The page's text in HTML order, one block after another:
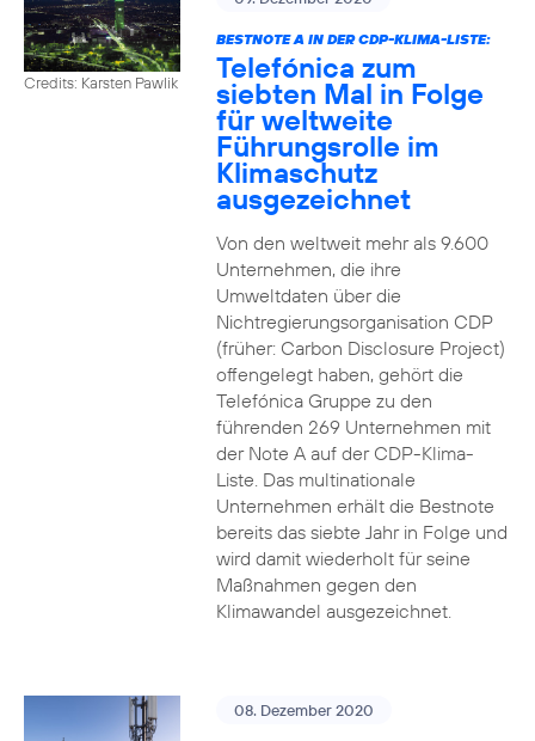
Credits: Karsten Pawlik
BESTNOTE A IN DER CDP-KLIMA-LISTE:
Telefónica zum
siebten Mal in Folge
für weltweite
Führungsrolle im
Klimaschutz
ausgezeichnet
Von den weltweit mehr als 9.600
Unternehmen, die ihre
Umweltdaten über die
Nichtregierungsorganisation CDP
(früher: Carbon Disclosure Project)
offengelegt haben, gehört die
Telefónica Gruppe zu den
führenden 269 Unternehmen mit
der Note A auf der CDP-Klima-
Liste. Das multinationale
Unternehmen erhält die Bestnote
bereits das siebte Jahr in Folge und
wird damit wiederholt für seine
Maßnahmen gegen den
Klimawandel ausgezeichnet.
08. Dezember 2020